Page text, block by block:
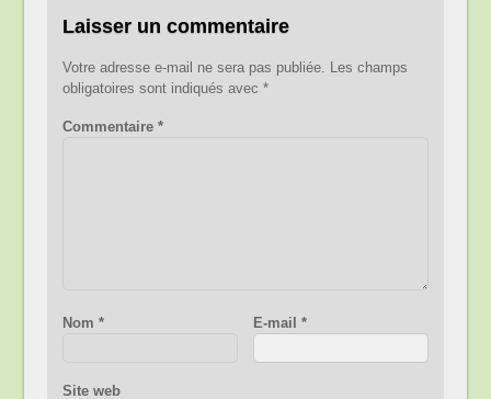
Laisser un commentaire
Votre adresse e-mail ne sera pas publiée. Les champs
obligatoires sont indiqués avec*
Commentaire*
Nom* E-mail *
Site web